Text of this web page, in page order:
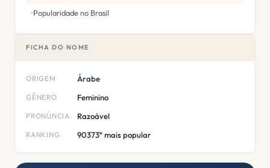
Popularidade no Brasil
FICHA DO NOME
ORIGEM Árabe
GÊNERO Feminino
PRONÚNCIA Razoável
RANKING 90373º mais popular